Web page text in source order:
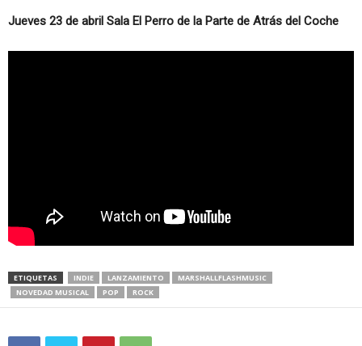
Jueves 23 de abril Sala El Perro de la Parte de Atrás del Coche
ETIQUETAS INDIE LANZAMIENTO
MARSHALLFLASHMUSIC
NOVEDAD MUSICAL
POP ROCK